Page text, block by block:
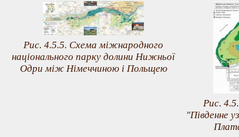
Рис. 4.5.5. Схема міжнародного
національного парку долини Нижньої
Одри між Німеччиною і Польщею
Рис.
"Південне